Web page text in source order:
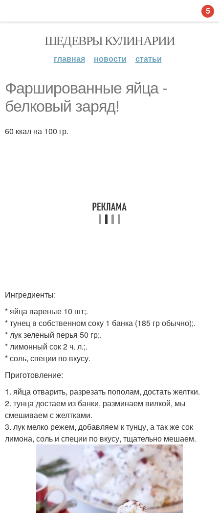
ШЕДЕВРЫ КУЛИНАРИИ
главная новости статьи
Фаршированные яйца -
белковый заряд!
60 ккал на 100 гр.
Ингредиенты:
* яйца вареные 10 шт;.
* тунец в собственном соку 1 банка (185 гр обычно);.
* лук зеленый перья 50 гр;.
* лимонный сок 2 ч. л.;.
* соль, специи по вкусу.
Приготовление:
1. яйца отварить, разрезать пополам, достать желтки.
2. тунца достаем из банки, разминаем вилкой, мы
смешиваем с желтками.
3. лук мелко режем, добавляем к тунцу, а так же сок
лимона, соль и специи по вкусу, тщательно мешаем.
5